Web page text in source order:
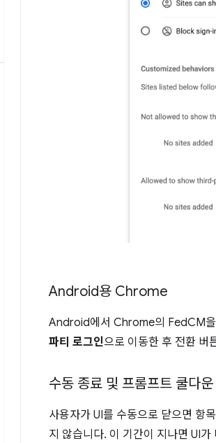
Android용 Chrome
Android에서 Chrome의 FedCM을
파티 로그인으로 이동한 후 전환 버
수동 종료 및 프롬프트 쿨다
사용자가 UI를 수동으로 닫으면 항목
지 않습니다. 이 기간이 지나면 UI